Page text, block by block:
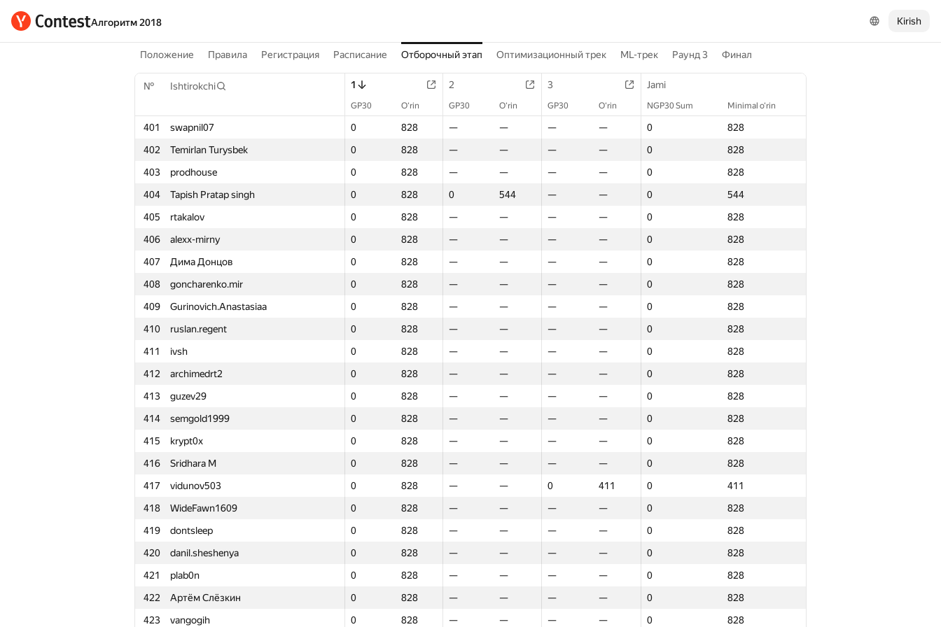
Алгоритм 2018 Kirish
Положение Правила Регистрация Расписание Отборочный этап Оптимизационный трек ML-трек Раунд 3 Финал
№ Ishtirokchi 1 2 3 Jami
GP30 O‘rin GP30 O‘rin GP30 O‘rin NGP30 Sum Minimal o‘rin
401 swapnil07 0 828 — — — — 0
828
402
Temirlan Turysbek 0 828 — — — — 0
828
403
prodhouse 0 828 — — — — 0
828
404
Tapish Pratap singh 0 828 0 544 — — 0
544
405
rtakalov 0 828 — — — — 0
828
406
alexx-mirny 0 828 — — — — 0
828
407
Дима Донцов 0 828 — — — — 0
828
408
goncharenko.mir 0 828 — — — — 0
828
409
Gurinovich.Anastasiaa 0 828 — — — — 0
828
410
ruslan.regent 0 828 — — — — 0
828
411
ivsh 0 828 — — — — 0
828
412
archimedrt2 0 828 — — — — 0
828
413
guzev29 0 828 — — — — 0
828
414
semgold1999 0 828 — — — — 0
828
415
krypt0x 0 828 — — — — 0
828
416
Sridhara M 0 828 — — — — 0
828
417
vidunov503 0 828 — — 0 411 0
411
418
WideFawn1609 0 828 — — — — 0
828
419
dontsleep 0 828 — — — — 0
828
420
danil.sheshenya 0 828 — — — — 0
828
421
plab0n 0 828 — — — — 0
828
422
Артём Слёзкин 0 828 — — — — 0
828
423
vangogih 0 828 — — — — 0
828
Ishtirokchi 1 Jami
GP30 O‘rin NGP30 Sum Minimal o‘rin